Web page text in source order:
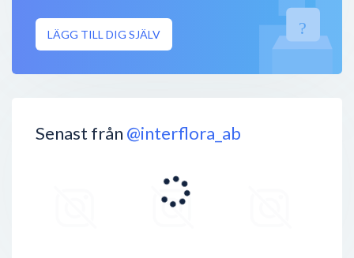
LÄGG TILL DIG SJÄLV
Senast från @interflora_ab